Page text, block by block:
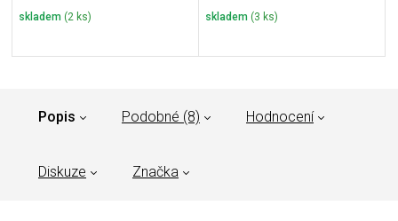
skladem (2 ks) skladem (3 ks)
Popis Podobné (8) Hodnocení
Diskuze Značka